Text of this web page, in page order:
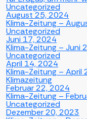
Uncategorized
August 25, 2024
Klima-Zeitung –
Uncategorized
Juni 17, 2024
Klima-Zeitung – Juni
Uncategorized
April 14, 2024
Klima-Zeitung – April
Klimazeitung
Februar 22, 2024
Klima-Zeitung –
Uncategorized
Dezember 20, 2023